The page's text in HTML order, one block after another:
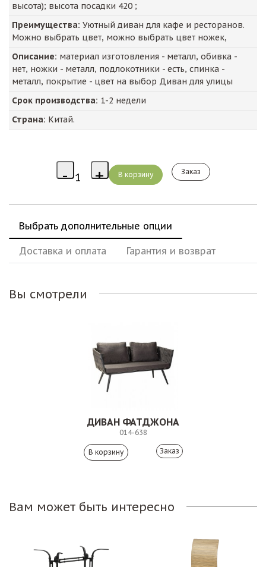
высота); высота посадки 420 ;
Преимущества: Уютный диван для кафе и ресторанов.
Можно выбрать цвет, можно выбрать цвет ножек,
Описание: материал изготовления - металл, обивка -
нет, ножки - металл, подлокотники - есть, спинка -
металл, покрытие - цвет на выбор Диван для улицы
Срок производства: 1-2 недели
Страна: Китай.
Заказ
Выбрать дополнительные опции
Доставка и оплата Гарантия и возврат
Вы смотрели
ДИВАН ФАТДЖОНА
014-638
Заказ
Вам может быть интересно